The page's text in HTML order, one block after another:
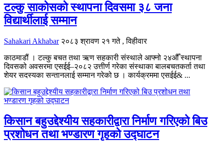
टल्कु साकोसको स्थापना दिवसमा ३८ जना
विद्यार्थीलाई सम्मान
Sahakari Akhabar २०८३ श्रावण २१ गते , विहीवार
काठमाडौं । टल्कु बचत तथा ऋण सहकारी संस्थाले आफ्नो २४औँ स्थापना
दिवसको अवसरमा एसईई–२०८२ उत्तीर्ण गरेका संस्थाका बालबचतकर्ता तथा
शेयर सदस्यका सन्तानलाई सम्मान गरेको छ । कार्यक्रममा एसईई& ...
किसान बहुउद्देश्यीय सहकारीद्वारा निर्माण गरिएको बिउ
प्रशोधन तथा भण्डारण गृहको उद्घाटन